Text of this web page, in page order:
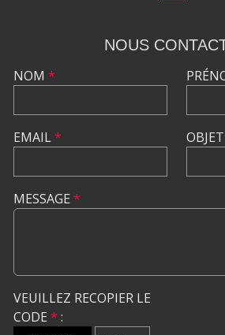
NOUS
NOM *
EMAIL* OBJET
MESSAGE *
VEUILLEZ RECOPIER LE
CODE * :